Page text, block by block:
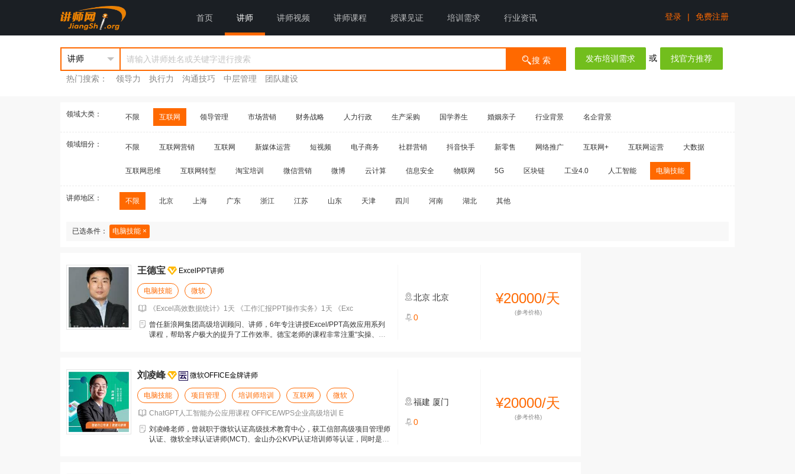
首页 讲师 讲师视频 讲师课程 授课见证 培训需求 行业资讯 登录 | 免费注册
搜 索
热门搜索：
领导力 执行力 沟通技巧 中层管理 团队建设
发布培训需求 或 找官方推荐
领域大类： 不限 互联网 领导管理 市场营销 财务战略 人力行政 生产采购 国学养生 婚姻亲子 行业背景 名企背景
领域细分： 不限 互联网营销 互联网 新媒体运营 短视频 电子商务 社群营销 抖音快手 新零售 网络推广 互联网+ 互联网运营 大数据
互联网思维 互联网转型 淘宝培训 微信营销 微博 云计算 信息安全 物联网 5G 区块链 工业4.0 人工智能 电脑技能
讲师地区： 不限 北京 上海 广东 浙江 江苏 山东 天津 四川 河南 湖北 其他
已选条件： 电脑技能 ×
王德宝 ExcelPPT讲师
电脑技能 微软
《Excel高效数据统计》1天 《工作汇报PPT操作实务》1天 《Exc
曾任新浪网集团高级培训顾问、讲师，6年专注讲授Excel/PPT高效应用系列
课程，帮助客户极大的提升了工作效率。德宝老师的课程非常注重“实操、实
北京 北京
0
¥20000/天
(参考价格)
刘凌峰 微软OFFICE金牌讲师
电脑技能 项目管理 培训师培训 互联网 微软
ChatGPT人工智能办公应用课程 OFFICE/WPS企业高级培训 E
刘凌峰老师，曾就职于微软认证高级技术教育中心，获工信部高级项目管理师
认证、微软全球认证讲师(MCT)、金山办公KVP认证培训师等认证，同时是微
福建 厦门
0
¥20000/天
(参考价格)